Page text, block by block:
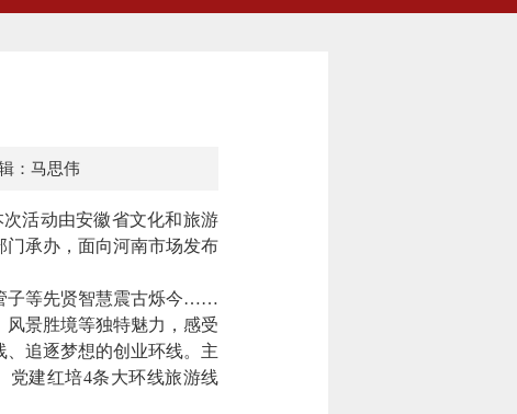
：马思伟
活动由安徽省文化和旅游
门承办，面向河南市场发布
子等先贤智慧震古烁今……
景胜境等独特魅力，感受
追逐梦想的创业环线。主
党建红培4条大环线旅游线